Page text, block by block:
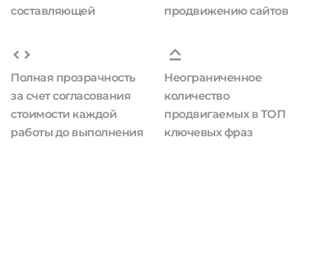
составляющей
продвижению сайтов
Полная прозрачность
за счет согласования
стоимости каждой
работы до выполнения
Неограниченное
количество
продвигаемых в ТОП
ключевых фраз